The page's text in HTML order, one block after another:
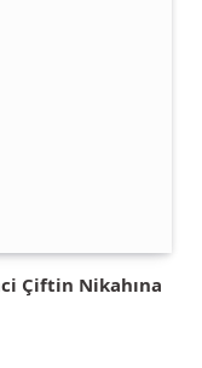
Çiftin Nikahına